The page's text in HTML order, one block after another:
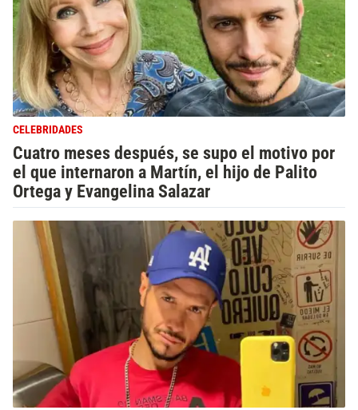
CELEBRIDADES
Cuatro meses después, se supo el motivo por
el que internaron a Martín, el hijo de Palito
Ortega y Evangelina Salazar